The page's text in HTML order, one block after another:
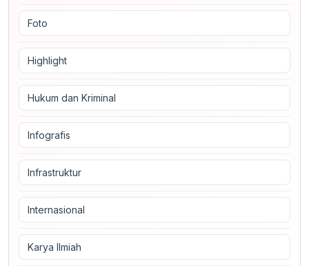
Foto
Highlight
Hukum dan Kriminal
Infografis
Infrastruktur
Internasional
Karya Ilmiah